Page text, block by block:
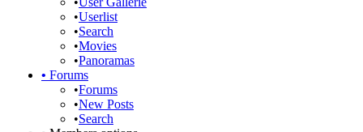
•Userlist
•Search
•Movies
•Panoramas
• Forums
•Forums
•New Posts
•Search